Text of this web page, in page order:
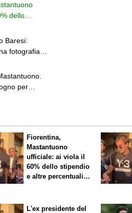
dello
Baresi:
fotografia
per
Fiorentina,
Mastantuono
ufficiale: ai viola il
60% dello stipendio
e altre percentuali
L'ex presidente del